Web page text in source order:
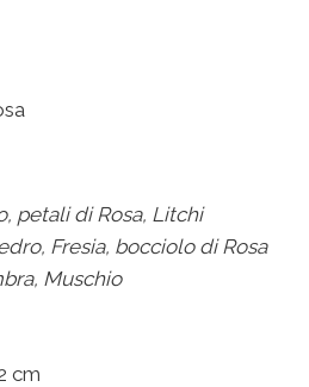
petali di Rosa, Litchi
Fresia, bocciolo di Rosa
Muschio
cm